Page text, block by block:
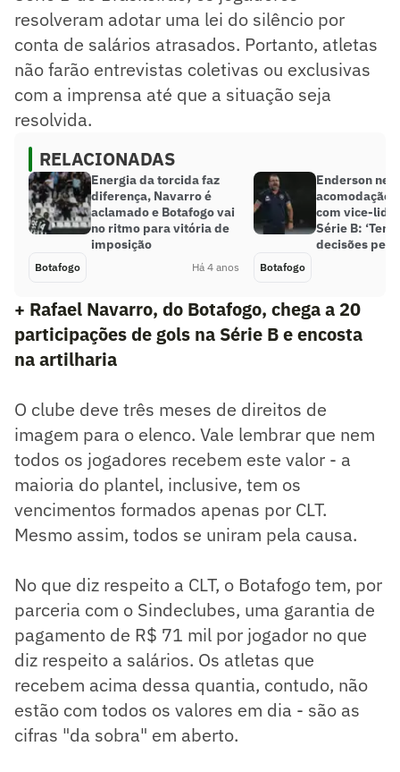
resolveram adotar uma lei do silêncio por
conta de salários atrasados. Portanto, atletas
não farão entrevistas coletivas ou exclusivas
com a imprensa até que a situação seja
resolvida.
RELACIONADAS
Energia da torcida faz
diferença, Navarro é
aclamado e Botafogo vai
no ritmo para vitória de
imposição
Botafogo Há 4 anos
Enderson
acomodação
com vice-
Série B:
decisões pela
Botafogo
+ Rafael Navarro, do Botafogo, chega a 20
participações de gols na Série B e encosta
na artilharia
O clube deve três meses de direitos de
imagem para o elenco. Vale lembrar que nem
todos os jogadores recebem este valor - a
maioria do plantel, inclusive, tem os
vencimentos formados apenas por CLT.
Mesmo assim, todos se uniram pela causa.
No que diz respeito a CLT, o Botafogo tem, por
parceria com o Sindeclubes, uma garantia de
pagamento de R$ 71 mil por jogador no que
diz respeito a salários. Os atletas que
recebem acima dessa quantia, contudo, não
estão com todos os valores em dia - são as
cifras "da sobra" em aberto.